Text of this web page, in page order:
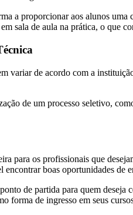
a proporcionar aos alunos
sala de aula na prática, o que
variar de acordo com a
de um processo seletivo,
para os profissionais que
boas oportunidades de
de partida para quem
forma de ingresso em seus